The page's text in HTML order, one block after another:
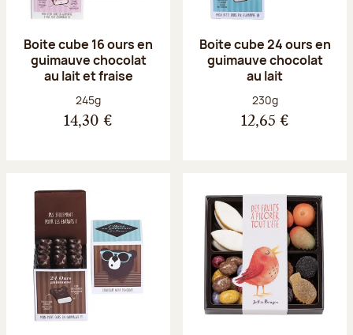
Boite cube 16 ours en
guimauve chocolat
au lait et fraise
Poids net :
245g
14,30 €
Boite cube 24 ours en
guimauve chocolat
au lait
Poids net :
230g
12,65 €